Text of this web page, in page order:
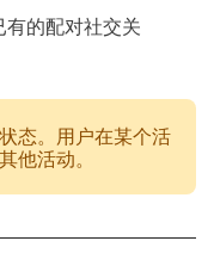
的配对社交关
态。用户在某个活
他活动。